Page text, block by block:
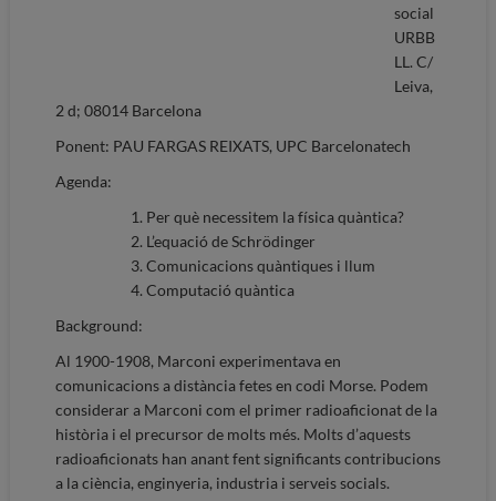
social
URBB
LL. C/
Leiva,
2 d; 08014 Barcelona
Ponent: PAU FARGAS REIXATS, UPC Barcelonatech
Agenda:
Per què necessitem la física quàntica?
L’equació de Schrödinger
Comunicacions quàntiques i llum
Computació quàntica
Background:
Al 1900-1908, Marconi experimentava en
comunicacions a distància fetes en codi Morse. Podem
considerar a Marconi com el primer radioaficionat de la
història i el precursor de molts més. Molts d’aquests
radioaficionats han anant fent significants contribucions
a la ciència, enginyeria, industria i serveis socials.